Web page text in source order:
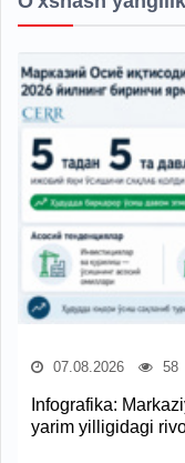
07.08.2026 58
Infografika:
yarim yilligidagi